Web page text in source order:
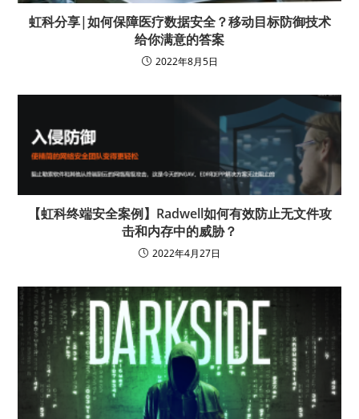
虹科分享|如何保障医疗数据安全？移动目标防御技术
给你满意的答案
2022年8月5日
【虹科终端安全案例】Radwell如何有效防止无文件攻
击和内存中的威胁？
2022年4月27日